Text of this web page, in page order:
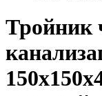
Тройник